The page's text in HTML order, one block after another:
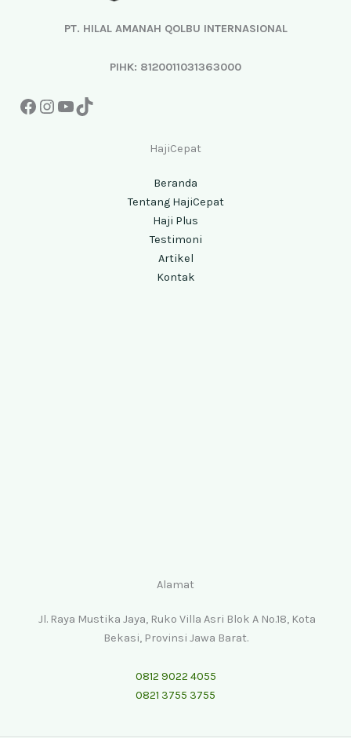
PT. HILAL AMANAH QOLBU INTERNASIONAL
PIHK: 8120011031363000
HajiCepat
Beranda
Tentang HajiCepat
Haji Plus
Testimoni
Artikel
Kontak
Alamat
Jl. Raya Mustika Jaya, Ruko Villa Asri Blok A No.18, Kota
Bekasi, Provinsi Jawa Barat.
0812 9022 4055
0821 3755 3755